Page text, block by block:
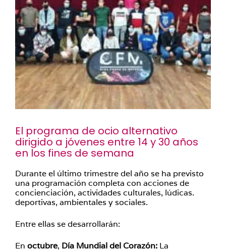
El programa de ocio alternativo
dirigido a jóvenes entre 14 y 30 años
en los fines de semana
Durante el último trimestre del año se ha previsto
una programación completa con acciones de
concienciación, actividades culturales, lúdicas.
deportivas, ambientales y sociales.
Entre ellas se desarrollarán:
En octubre, Día Mundial del Corazón: La